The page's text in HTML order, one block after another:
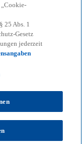
Consulting
aktuelles SAP-
System
oft mit einer
in
25 Abs. 1
Gesetz
jederzeit